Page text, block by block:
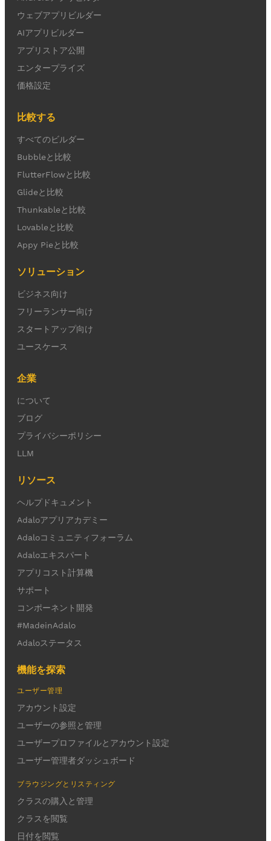
ウェブアプリビルダー
AIアプリビルダー
アプリストア公開
エンタープライズ
価格設定
比較する
すべてのビルダー
Bubbleと比較
FlutterFlowと比較
Glideと比較
Thunkableと比較
Lovableと比較
Appy Pieと比較
ソリューション
ビジネス向け
フリーランサー向け
スタートアップ向け
ユースケース
企業
について
ブログ
プライバシーポリシー
LLM
リソース
ヘルプドキュメント
Adaloアプリアカデミー
Adaloコミュニティフォーラム
Adaloエキスパート
アプリコスト計算機
サポート
コンポーネント開発
#MadeinAdalo
Adaloステータス
機能を探索
ユーザー管理
アカウント設定
ユーザーの参照と管理
ユーザープロファイルとアカウント設定
ユーザー管理者ダッシュボード
ブラウジングとリスティング
クラスの購入と管理
クラスを閲覧
日付を閲覧